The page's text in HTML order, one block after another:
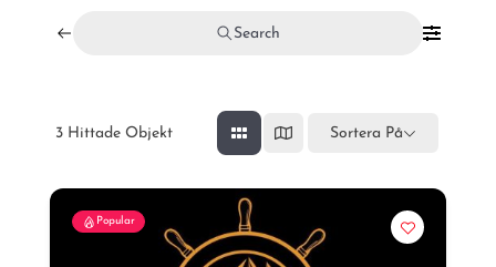
Search
3 Hittade Objekt Sortera På
Popular